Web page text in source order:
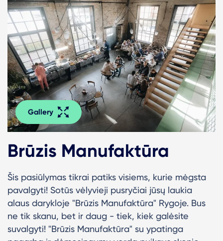
Gallery
Brūzis Manufaktūra
Šis pasiūlymas tikrai patiks visiems, kurie mėgsta
pavalgyti! Sotūs vėlyvieji pusryčiai jūsų laukia
alaus darykloje "Brūzis Manufaktūra" Rygoje. Bus
ne tik skanu, bet ir daug - tiek, kiek galėsite
suvalgyti! "Brūzis Manufaktūra" su ypatinga